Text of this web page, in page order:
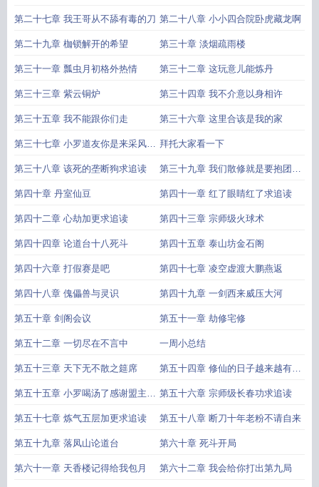
第二十七章 我王哥从不舔有毒的刀 第二十八章 小小四合院卧虎藏龙啊
第二十九章 枷锁解开的希望 第三十章 淡烟疏雨楼
第三十一章 瓢虫月初格外热情 第三十二章 这玩意儿能炼丹
第三十三章 紫云铜炉 第三十四章 我不介意以身相许
第三十五章 我不能跟你们走 第三十六章 这里合该是我的家
第三十七章 小罗道友你是来采风的
吗
拜托大家看一下
第三十八章 该死的垄断狗求追读 第三十九章 我们散修就是要抱团取
暖
第四十章 丹室仙豆 第四十一章 红了眼睛红了求追读
第四十二章 心劫加更求追读 第四十三章 宗师级火球术
第四十四章 论道台十八死斗 第四十五章 泰山坊金石阁
第四十六章 打假赛是吧 第四十七章 凌空虚渡大鹏燕返
第四十八章 傀儡兽与灵识 第四十九章 一剑西来威压大河
第五十章 剑阁会议 第五十一章 劫修宅修
第五十二章 一切尽在不言中 一周小总结
第五十三章 天下无不散之筵席 第五十四章 修仙的日子越来越有盼
头了
第五十五章 小罗喝汤了感谢盟主滕
骨泡面的打赏
第五十六章 宗师级长春功求追读
第五十七章 炼气五层加更求追读 第五十八章 断刀十年老粉不请自来
第五十九章 落凤山论道台 第六十章 死斗开局
第六十一章 天香楼记得给我包月 第六十二章 我会给你打出第九局